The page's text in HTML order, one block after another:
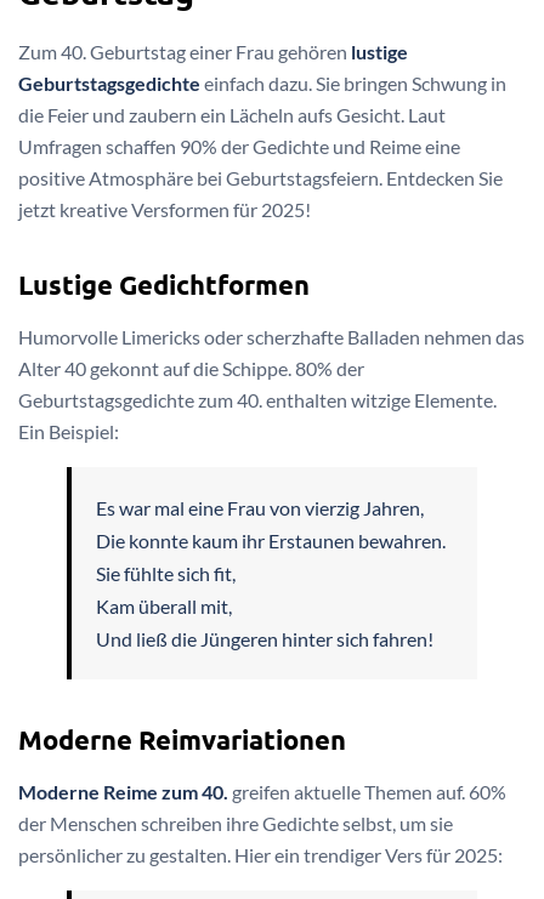
Zum 40. Geburtstag einer Frau gehören lustige
Geburtstagsgedichte einfach dazu. Sie bringen Schwung in
die Feier und zaubern ein Lächeln aufs Gesicht. Laut
Umfragen schaffen 90% der Gedichte und Reime eine
positive Atmosphäre bei Geburtstagsfeiern. Entdecken Sie
jetzt kreative Versformen für 2025!
Lustige Gedichtformen
Humorvolle Limericks oder scherzhafte Balladen nehmen das
Alter 40 gekonnt auf die Schippe. 80% der
Geburtstagsgedichte zum 40. enthalten witzige Elemente.
Ein Beispiel:
Es war mal eine Frau von vierzig Jahren,
Die konnte kaum ihr Erstaunen bewahren.
Sie fühlte sich fit,
Kam überall mit,
Und ließ die Jüngeren hinter sich fahren!
Moderne Reimvariationen
Moderne Reime zum 40. greifen aktuelle Themen auf. 60%
der Menschen schreiben ihre Gedichte selbst, um sie
persönlicher zu gestalten. Hier ein trendiger Vers für 2025: